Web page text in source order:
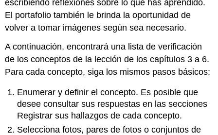
escribiendo reflexiones sobre lo que has aprendido.
El portafolio también le brinda la oportunidad de
volver a tomar imágenes según sea necesario.
A continuación, encontrará una lista de verificación
de los conceptos de la lección de los capítulos 3 a 6.
Para cada concepto, siga los mismos pasos básicos:
Enumerar y definir el concepto. Es posible que
desee consultar sus respuestas en las secciones
Registrar sus hallazgos de cada concepto.
Selecciona fotos, pares de fotos o conjuntos de